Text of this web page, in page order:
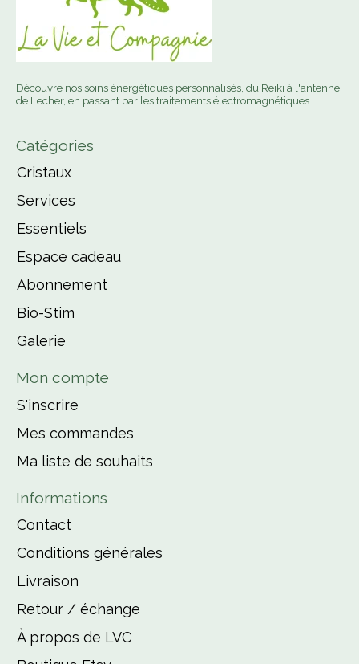
Découvre nos soins énergétiques personnalisés, du Reiki à l'antenne
de Lecher, en passant par les traitements électromagnétiques.
Catégories
Cristaux
Services
Essentiels
Espace cadeau
Abonnement
Bio-Stim
Galerie
Mon compte
S'inscrire
Mes commandes
Ma liste de souhaits
Informations
Contact
Conditions générales
Livraison
Retour / échange
À propos de LVC